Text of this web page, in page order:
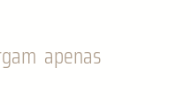
apenas